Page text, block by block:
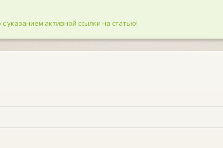
указанием активной ссылки на статью!